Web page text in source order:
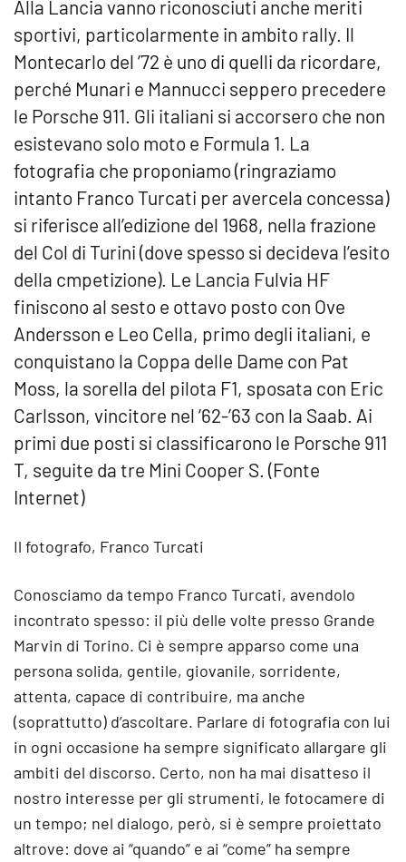
Alla Lancia vanno riconosciuti anche meriti
sportivi, particolarmente in ambito rally. Il
Montecarlo del ’72 è uno di quelli da ricordare,
perché Munari e Mannucci seppero precedere
le Porsche 911. Gli italiani si accorsero che non
esistevano solo moto e Formula 1. La
fotografia che proponiamo (ringraziamo
intanto Franco Turcati per avercela concessa)
si riferisce all’edizione del 1968, nella frazione
del Col di Turini (dove spesso si decideva l’esito
della cmpetizione). Le Lancia Fulvia HF
finiscono al sesto e ottavo posto con Ove
Andersson e Leo Cella, primo degli italiani, e
conquistano la Coppa delle Dame con Pat
Moss, la sorella del pilota F1, sposata con Eric
Carlsson, vincitore nel ’62-’63 con la Saab. Ai
primi due posti si classificarono le Porsche 911
T, seguite da tre Mini Cooper S. (Fonte
Internet)
Il fotografo, Franco Turcati
Conosciamo da tempo Franco Turcati, avendolo
incontrato spesso: il più delle volte presso Grande
Marvin di Torino. Ci è sempre apparso come una
persona solida, gentile, giovanile, sorridente,
attenta, capace di contribuire, ma anche
(soprattutto) d’ascoltare. Parlare di fotografia con lui
in ogni occasione ha sempre significato allargare gli
ambiti del discorso. Certo, non ha mai disatteso il
nostro interesse per gli strumenti, le fotocamere di
un tempo; nel dialogo, però, si è sempre proiettato
altrove: dove ai “quando” e ai “come” ha sempre